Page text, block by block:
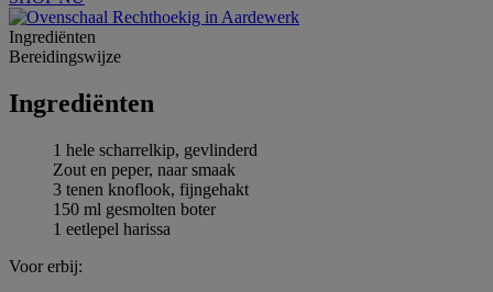
Ingrediёnten
Bereidingswijze
Ingrediёnten
1 hele scharrelkip, gevlinderd
Zout en peper, naar smaak
3 tenen knoflook, fijngehakt
150 ml gesmolten boter
1 eetlepel harissa
Voor erbij: